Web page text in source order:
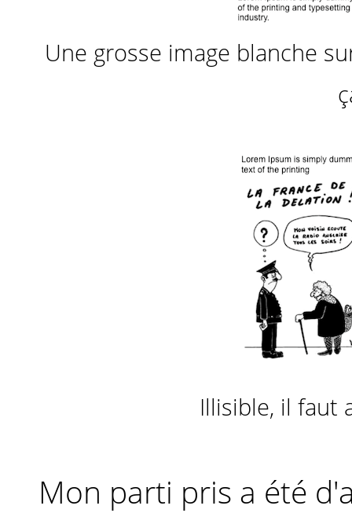
Une grosse image blanche
Illisible, il faut
Mon parti pris a été